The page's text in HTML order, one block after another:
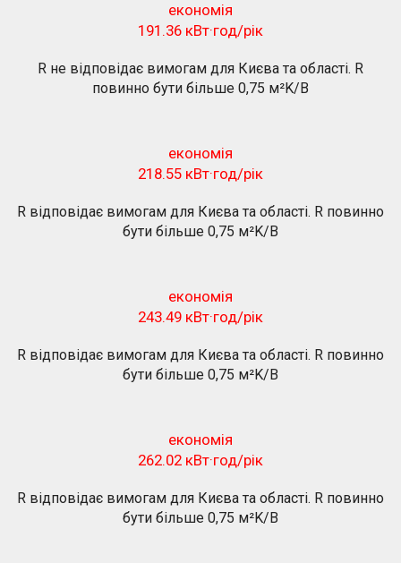
економія
191.36 кВт·год/рік
R не відповідає вимогам для Києва та області. R
повинно бути більше 0,75 м²K/В
економія
218.55 кВт·год/рік
R відповідає вимогам для Києва та області. R повинно
бути більше 0,75 м²K/В
економія
243.49 кВт·год/рік
R відповідає вимогам для Києва та області. R повинно
бути більше 0,75 м²K/В
економія
262.02 кВт·год/рік
R відповідає вимогам для Києва та області. R повинно
бути більше 0,75 м²K/В